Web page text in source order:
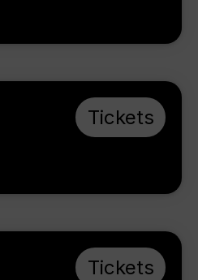
Tickets
Tickets